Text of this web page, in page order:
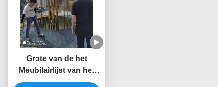
Grote van de het
Meubilairlijst van het
Capaciteitsroestvrije